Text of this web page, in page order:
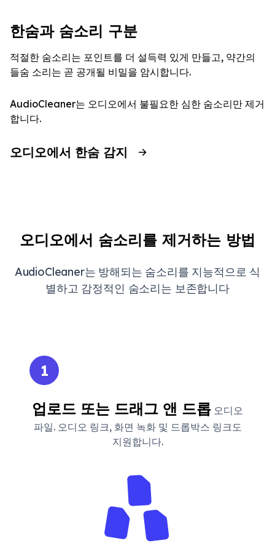
한숨과 숨소리 구분
적절한 숨소리는 포인트를 더 설득력 있게 만들고, 약간의
들숨 소리는 곧 공개될 비밀을 암시합니다.
AudioCleaner는 오디오에서 불필요한 심한 숨소리만 제거
합니다.
오디오에서 한숨 감지
오디오에서 숨소리를 제거하는 방법
AudioCleaner는 방해되는 숨소리를 지능적으로 식
별하고 감정적인 숨소리는 보존합니다
1
업로드 또는 드래그 앤 드롭 오디오
파일. 오디오 링크, 화면 녹화 및 드롭박스 링크도
지원합니다.